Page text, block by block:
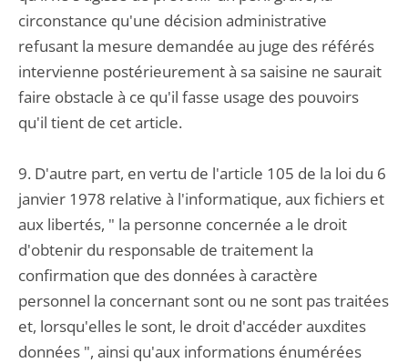
circonstance qu'une décision administrative
refusant la mesure demandée au juge des référés
intervienne postérieurement à sa saisine ne saurait
faire obstacle à ce qu'il fasse usage des pouvoirs
qu'il tient de cet article.
9. D'autre part, en vertu de l'article 105 de la loi du 6
janvier 1978 relative à l'informatique, aux fichiers et
aux libertés, " la personne concernée a le droit
d'obtenir du responsable de traitement la
confirmation que des données à caractère
personnel la concernant sont ou ne sont pas traitées
et, lorsqu'elles le sont, le droit d'accéder auxdites
données ", ainsi qu'aux informations énumérées